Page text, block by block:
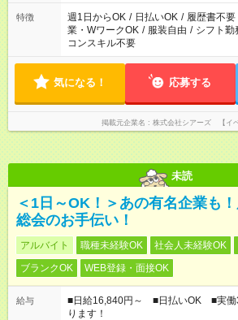
特徴 週1日からOK / 日払いOK / 履歴書不要
業・WワークOK / 服装自由 / シフト勤
コンスキル不要
気になる！ 応募する
掲載元企業名 株式会社シアーズ 【イベ
未読
＜1日～OK！＞あの有名企業も
総会のお手伝い！
アルバイト 職種未経験OK 社会人未経験OK
ブランクOK
WEB登録・面接OK
給与
■日給16,840円～ ■日払いOK ■実働
ります！